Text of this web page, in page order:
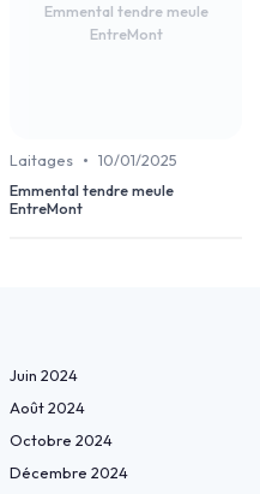
Emmental tendre meule
EntreMont
Laitages • 10/01/2025
Emmental tendre meule
EntreMont
Juin 2024
Août 2024
Octobre 2024
Décembre 2024